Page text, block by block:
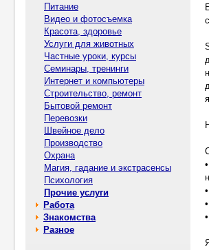
Питание
Видео и фотосъемка
Красота, здоровье
Услуги для животных
Частные уроки, курсы
Семинары, тренинги
Интернет и компьютеры
Строительство, ремонт
Бытовой ремонт
Перевозки
Швейное дело
Производство
Охрана
Магия, гадание и экстрасенсы
Психология
Прочие услуги
Работа
Знакомства
Разное